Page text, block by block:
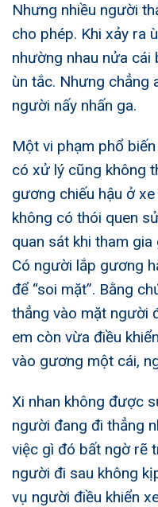
Nhưng nhiều người
cho phép. Khi xảy ra
nhường nhau nửa
ùn tắc. Nhưng chẳng
người nấy nhấn ga.
Một vi phạm phổ
có xử lý cũng không
gương chiếu hậu ở
không có thói quen
quan sát khi tham
Có người lắp gương
để “soi mặt”. Bằng
thẳng vào mặt người
em còn vừa điều
vào gương một cái,
Xi nhan không được
người đang đi thẳng
việc gì đó bất ngờ rẽ
người đi sau không
vụ người điều khiển